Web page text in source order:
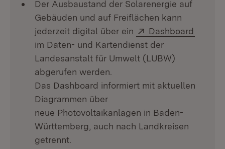
Der Ausbaustand der Solarenergie auf
Gebäuden und auf Freiflächen kann
jederzeit digital über ein
Extern:
Dashboard
im Daten- und Kartendienst der
Landesanstalt für Umwelt (LUBW)
abgerufen werden.
Das Dashboard informiert mit aktuellen
Diagrammen über
neue Photovoltaikanlagen in Baden-
Württemberg, auch nach Landkreisen
getrennt.